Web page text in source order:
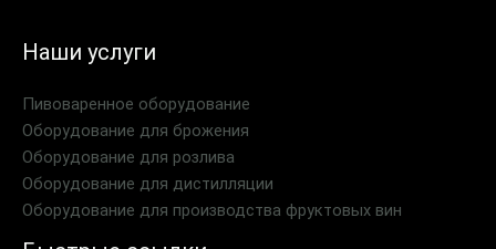
Наши услуги
Пивоваренное оборудование
Оборудование для брожения
Оборудование для розлива
Оборудование для дистилляции
Оборудование для производства фруктовых вин